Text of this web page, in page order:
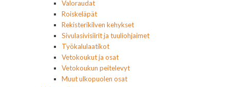
Valoraudat
Roiskeläpät
Rekisterikilven kehykset
Sivulasivisiirit ja tuuliohjaimet
Työkalulaatikot
Vetokoukut ja osat
Vetokoukun peitelevyt
Muut ulkopuolen osat